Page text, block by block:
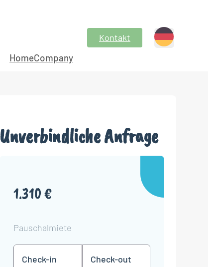
HomeCompany
Kontakt
Unverbindliche Anfrage
1.310 €
Pauschalmiete
TT
TT